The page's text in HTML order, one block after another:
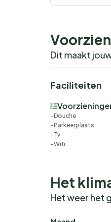
Dit maakt
Faciliteiten
Douche
Parkeerplaats
Tv
Wifi
Het
Het weer het